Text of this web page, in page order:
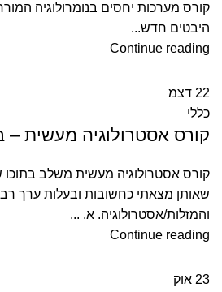
קורס מערכות יחסים בנומרולוגיה
היבטים חדש...
Continue reading
22 דצמ
כללי
קורס אסטרולוגיה מעשית –
קורס אסטרולוגיה מעשית משלב בתוכו
שאותן מצאתי כחשובות ובעלות ערך
והמזלות/אסטרולוגיה. א. ...
Continue reading
23 אוק